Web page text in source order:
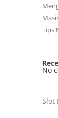
Tips
No
Slot